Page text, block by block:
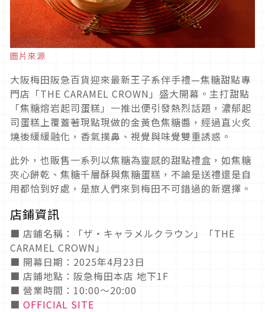
圖片來源
大阪梅田阪急百貨迎來最新王子系伴手禮—焦糖甜點專
門店「THE CARAMEL CROWN」盛大開幕。主打甜點
「焦糖熔岩起司蛋糕」一推出便引發熱烈話題，濃郁起
司蛋糕上覆蓋著現點現做的金黃色焦糖醬，經過直火炙
燒後緩緩融化，香氣撲鼻、視覺與味覺雙重誘惑。
​此外，也販售一系列以焦糖為靈感的甜點禮盒，如焦糖
夾心餅乾、焦糖千層酥與焦糖蛋糕，不論是送禮還是自
用都恰到好處，是旅人們來到梅田不可錯過的新選擇。
店鋪資訊
■ 店鋪名稱：「ザ・キャラメルクラウン」「THE
CARAMEL CROWN」
■ 開幕日期：2025年4月23日
■ 店鋪地點：阪急梅田本店 地下1F
■ 營業時間：10:00～20:00
■ OFFICIAL SITE